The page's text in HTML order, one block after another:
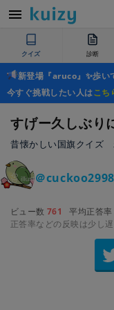
クイズ 診断
新登場『aruco』✨歩い
今すぐ挑戦したい人はこち
すげー久しぶり
昔懐かしい国旗クイズ
＠cuckoo2998
ビュー数 761 平均正答率
正答率などの反映は少し